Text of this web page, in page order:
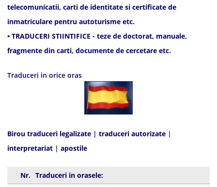
telecomunicatii, carti de identitate si certificate de
inmatriculare pentru autoturisme etc.
• TRADUCERI STIINTIFICE - teze de doctorat, manuale,
fragmente din carti, documente de cercetare etc.
Traduceri in orice oras
Birou traduceri legalizate | traduceri autorizate |
interpretariat | apostile
Nr. Traduceri in orasele: